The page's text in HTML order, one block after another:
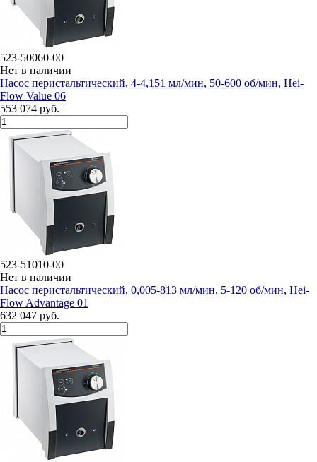
523-50060-00
Нет в наличии
Насос перистальтический, 4-4,151 мл/мин, 50-600 об/мин, Hei-
Flow Value 06
553 074 руб.
523-51010-00
Нет в наличии
Насос перистальтический, 0,005-813 мл/мин, 5-120 об/мин, Hei-
Flow Advantage 01
632 047 руб.